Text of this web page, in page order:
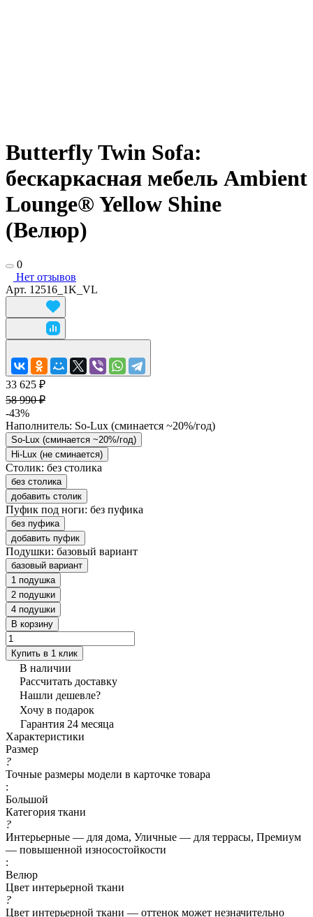
Butterfly Twin Sofa:
бескаркасная мебель Ambient
Lounge® Yellow Shine
(Велюр)
0
Нет отзывов
Арт. 12516_1K_VL
33 625 ₽
58 990 ₽
-43%
Наполнитель: So-Lux (cминается ~20%/год)
So-Lux (cминается ~20%/год)
Hi-Lux (не сминается)
Столик: без столика
без столика
добавить столик
Пуфик под ноги: без пуфика
без пуфика
добавить пуфик
Подушки: базовый вариант
базовый вариант
1 подушка
2 подушки
4 подушки
В корзину
Купить в 1 клик
В наличии
Рассчитать доставку
Нашли дешевле?
Хочу в подарок
Гарантия 24 месяца
Характеристики
Размер
?
Точные размеры модели в карточке товара
:
Большой
Категория ткани
?
Интерьерные — для дома, Уличные — для террасы, Премиум
— повышенной износостойкости
:
Велюр
Цвет интерьерной ткани
?
Цвет интерьерной ткани — оттенок может незначительно